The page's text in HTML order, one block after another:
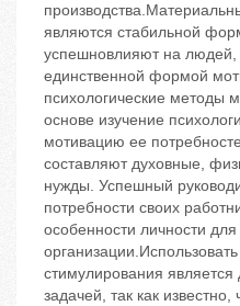
являются стабильной
успешновлияют на людей,
единственной формой
психологические методы
основе изучение
мотивацию ее
составляют духовные,
нужды. Успешный
потребности своих
особенности личности
стимулирования является
задачей, так как известно,